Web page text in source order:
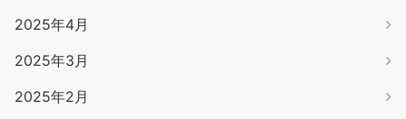
2025年4月
2025年3月
2025年2月